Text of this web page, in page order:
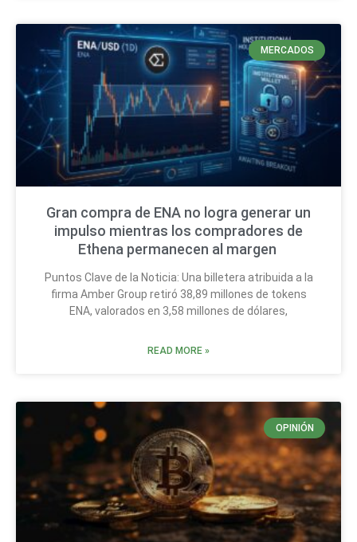
MERCADOS
Gran compra de ENA no logra generar un
impulso mientras los compradores de
Ethena permanecen al margen
Puntos Clave de la Noticia: Una billetera atribuida a la
firma Amber Group retiró 38,89 millones de tokens
ENA, valorados en 3,58 millones de dólares,
READ MORE »
OPINIÓN